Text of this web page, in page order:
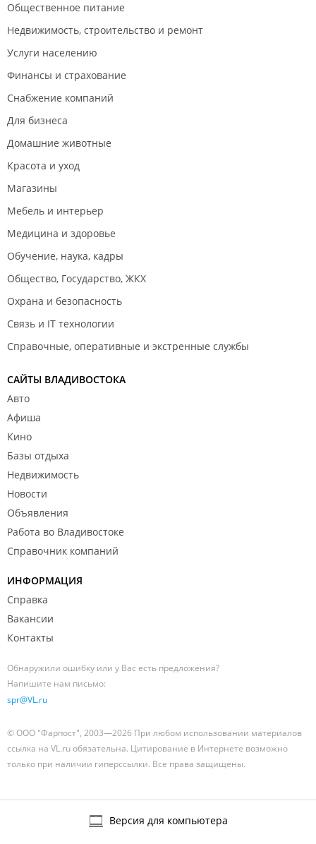
Общественное питание
Недвижимость, строительство и ремонт
Услуги населению
Финансы и страхование
Снабжение компаний
Для бизнеса
Домашние животные
Красота и уход
Магазины
Мебель и интерьер
Медицина и здоровье
Обучение, наука, кадры
Общество, Государство, ЖКХ
Охрана и безопасность
Связь и IT технологии
Справочные, оперативные и экстренные службы
САЙТЫ ВЛАДИВОСТОКА
Авто
Афиша
Кино
Базы отдыха
Недвижимость
Новости
Объявления
Работа во Владивостоке
Справочник компаний
ИНФОРМАЦИЯ
Справка
Вакансии
Контакты
Обнаружили ошибку или у Вас есть предложения?
Напишите нам письмо:
spr@VL.ru
© ООО "Фарпост", 2003—2026 При любом использовании материалов
ссылка на VL.ru обязательна. Цитирование в Интернете возможно
только при наличии гиперссылки. Все права защищены.
Версия для компьютера